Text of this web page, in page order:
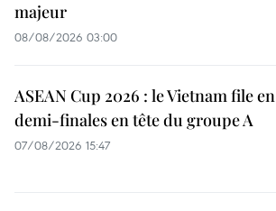
majeur
08/08/2026 03:00
ASEAN Cup 2026 : le Vietnam file en
demi-finales en tête du groupe A
07/08/2026 15:47